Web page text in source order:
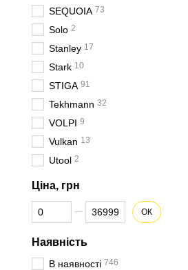
SEQUOIA 73
Solo 2
Stanley 17
Stark 10
STIGA 91
Tekhmann 32
VOLPI 9
Vulkan 13
Utool 2
Ціна, грн
Від Ціна, грн
До Ціна, грн ОК
Наявність
В наявності 746